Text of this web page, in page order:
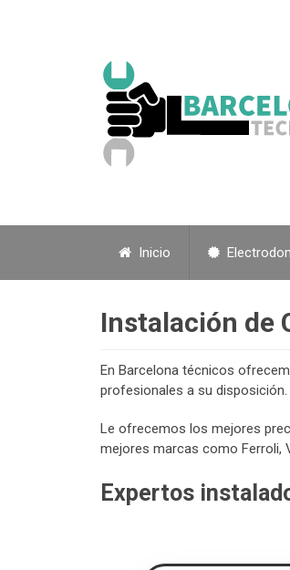
Inicio
Instalación de
En Barcelona técnicos
profesionales a su disposición.
Le ofrecemos los mejores
mejores marcas como Ferroli,
Expertos